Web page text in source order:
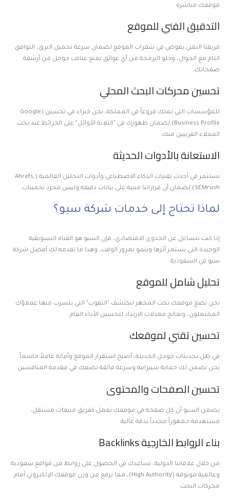
موقعك مباشرة.
التدقيق الفني للموقع
فريقنا التقني يغوص في شفرات الموقع لضمان سرعة تحميل البرق، التوافق
التام مع الجوال، وخلو البرمجة من أي عوائق تمنع عناكب جوجل من أرشفة
صفحاتك.
تحسين محركات البحث المحلي
للمؤسسات التي تملك فروعاً في المملكة، نحن خبراء في تحسين (Google
Business Profile) لضمان ظهورك في "الثلاثة الأوائل" على الخرائط عند بحث
العملاء القريبين منك.
الاستعانة بالأدوات الحديثة
نستثمر في أحدث تقنيات الذكاء الاصطناعي وأدوات التحليل العالمية (Ahrefs,
SEMrush) لضمان أن قراراتنا مبنية على بيانات دقيقة وليس مجرد تخمينات.
لماذا تحتاج إلى خدمات شركة سيو؟
إذا كنت تتساءل عن الجدوى الاقتصادي، فإن السيو هو القناة التسويقية
الوحيدة التي يستمر أثرها وينمو بمرور الوقت، وهذا ما تقدمه لك أفضل شركة
سيو في السعودية.
تحليل شامل للموقع
نحن نضع موقعك تحت المجهر لنكتشف "الثقوب" التي يتسرب منها عملاؤك
المحتملون، ونعالج معدلات الارتداد لتحسين الأداء العام.
تحسين تقني لموقعك
في ظل تحديثات جوجل الحديثة، أصبح استقرار الموقع وأمانه عاملاً حاسماً.
نحن نضمن لك حماية سيبرانية وسرعة فائقة تضعك في مقدمة المنافسين.
تحسين الصفحات والمحتوى
يضمن السيو أن كل صفحة في موقعك تعمل كفريق مبيعات مستقل،
مستهدفة جمهوراً محدداً بدقة عالية.
بناء الروابط الخارجية Backlinks
من خلال علاقاتنا الدولية، نساعدك في الحصول على روابط من مواقع سعودية
وعالمية موثوقة (High Authority)، مما يرفع من وزن موقعك الإلكتروني أمام
محركات البحث.